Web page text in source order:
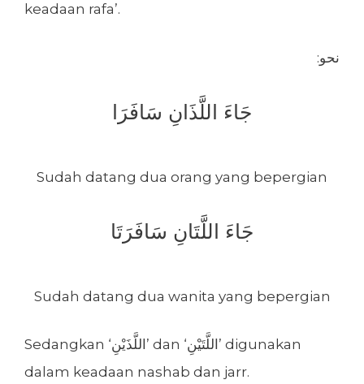
keadaan rafa’.
:نحو
جَاءَ اللَّذَانِ سَافَرَا
Sudah datang dua orang yang bepergian
جَاءَ اللَّتَانِ سَافَرَتَا
Sudah datang dua wanita yang bepergian
Sedangkan ‘اللَّذَيْنِ’ dan ‘اللَّتَيْنِ’ digunakan
dalam keadaan nashab dan jarr.